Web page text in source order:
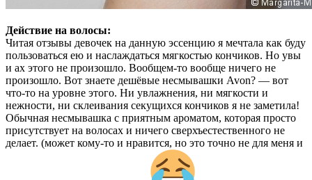
Действие на волосы:
Читая отзывы девочек на данную эссенцию я мечтала как буду
пользоваться ею и наслаждаться мягкостью кончиков. Но увы
и ах этого не произошло. Вообщем-то вообще ничего не
произошло. Вот знаете дешёвые несмывашки Avon? — вот
что-то на уровне этого. Ни увлажнения, ни мягкости и
нежности, ни склеивания секущихся кончиков я не заметила!
Обычная несмывашка с приятным ароматом, которая просто
присутствует на волосах и ничего сверхъестественного не
делает. (может кому-то и нравится, но это точно не для меня и